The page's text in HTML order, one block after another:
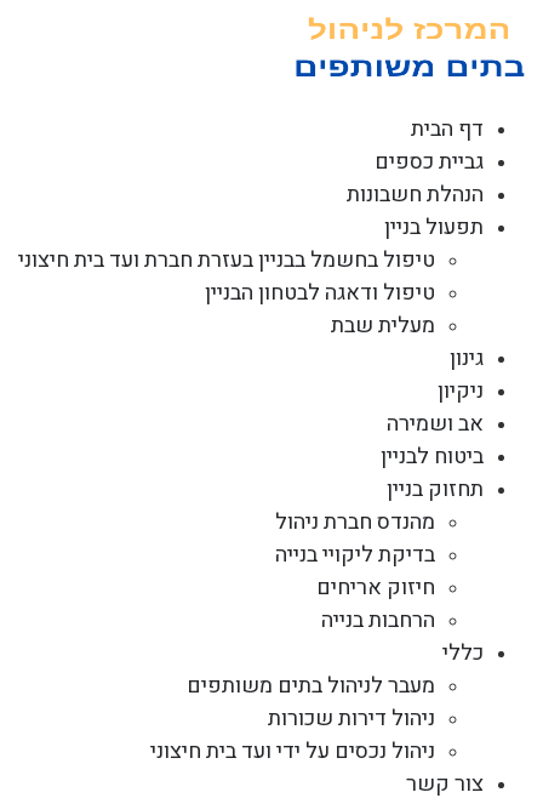
דף הבית
גביית כספים
הנהלת חשבונות
תפעול בניין
טיפול בחשמל בבניין בעזרת חברת ועד בית חיצוני
טיפול ודאגה לבטחון הבניין
מעלית שבת
גינון
ניקיון
אב ושמירה
ביטוח לבניין
תחזוק בניין
מהנדס חברת ניהול
בדיקת ליקויי בנייה
חיזוק אריחים
הרחבות בנייה
כללי
מעבר לניהול בתים משותפים
ניהול דירות שכורות
ניהול נכסים על ידי ועד בית חיצוני
צור קשר